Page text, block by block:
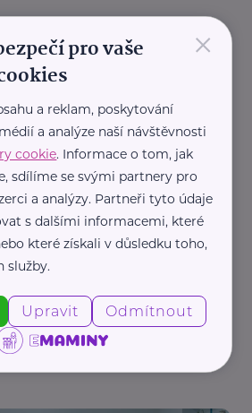
porozumění autismu znovu
porucha
než okolí chápe
a pomoc Sociální služby
×
pro vaše
a reklam, poskytování
a analýze naší návštěvnosti
cookie. Informace o tom, jak
sdílíme se svými partnery pro
a analýzy. Partneři tyto údaje
s dalšími informacemi, které
které získali v důsledku toho,
služby.
Upravit Odmítnout